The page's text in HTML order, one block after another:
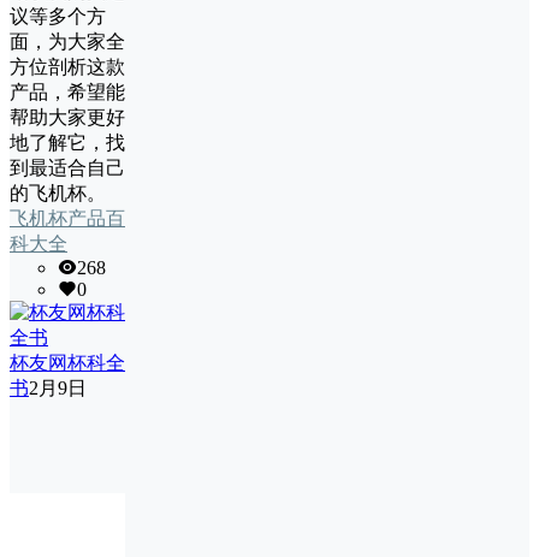
议等多个方
面，为大家全
方位剖析这款
产品，希望能
帮助大家更好
地了解它，找
到最适合自己
的飞机杯。
飞机杯产品百
科大全
268
0
杯友网杯科全
书2月9日